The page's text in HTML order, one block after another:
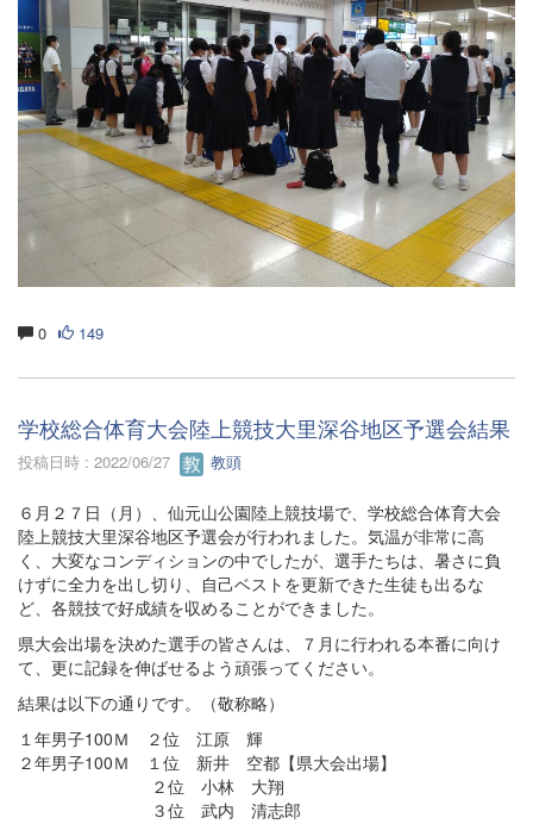
0 149
学校総合体育大会陸上競技大里深谷地区予選会結果
投稿日時 : 2022/06/27 教頭
６月２７日（月）、仙元山公園陸上競技場で、学校総合体育大会
陸上競技大里深谷地区予選会が行われました。気温が非常に高
く、大変なコンディションの中でしたが、選手たちは、暑さに負
けずに全力を出し切り、自己ベストを更新できた生徒も出るな
ど、各競技で好成績を収めることができました。
県大会出場を決めた選手の皆さんは、７月に行われる本番に向け
て、更に記録を伸ばせるよう頑張ってください。
結果は以下の通りです。（敬称略）
１年男子100Ｍ ２位 江原 輝
２年男子100Ｍ １位 新井 空都【県大会出場】
２位 小林 大翔
３位 武内 清志郎